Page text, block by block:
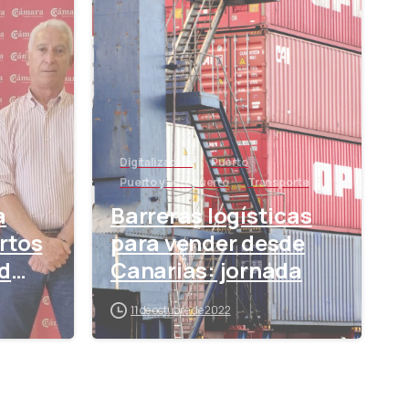
Digitalización
Puerto
Puerto y aeropuerto
Transporte
Barreras logísticas
para vender desde
Canarias: jornada
11 de octubre de 2022